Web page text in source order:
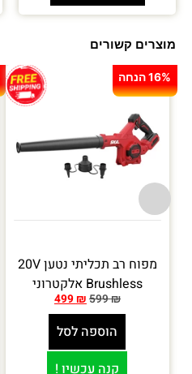
מוצרים קשורים
16% הנחה
מפוח רב תכליתי נטען 20V
Brushless אלקטרוני
599₪
499₪
הוספה לסל
קנה עכשיו !